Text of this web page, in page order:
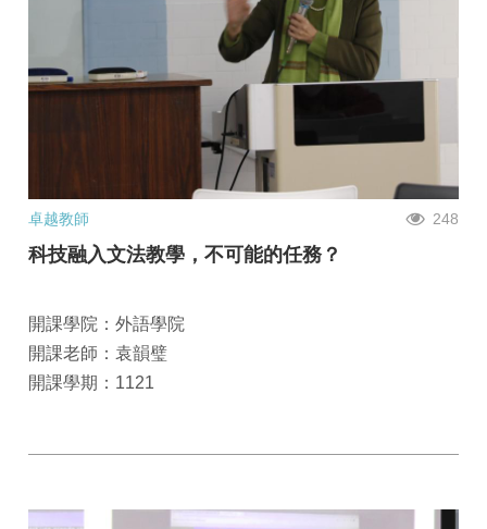
卓越教師 248
科技融入文法教學，不可能的任務？
開課學院：外語學院
開課老師：袁韻璧
開課學期：1121